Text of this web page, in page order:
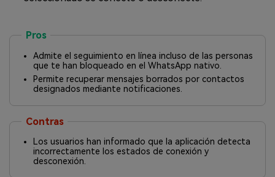
Pros
Admite el seguimiento en línea incluso de las personas
que te han bloqueado en el WhatsApp nativo.
Permite recuperar mensajes borrados por contactos
designados mediante notificaciones.
Contras
Los usuarios han informado que la aplicación detecta
incorrectamente los estados de conexión y
desconexión.